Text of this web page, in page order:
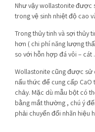
Như vậy wollastonite được
trong vệ sinh nhiệt độ cao
Trong thủy tinh và sợi thủy
hơn ( chi phí năng lượng
so với hỗn hợp đá vôi – cát .
Wollastonite cũng được sử
nấu thức để cung cấp
chảy. Mặc dù mẫu bột có
bằng mắt thường , chú ý
phải chuyển đổi nhãn hiệu